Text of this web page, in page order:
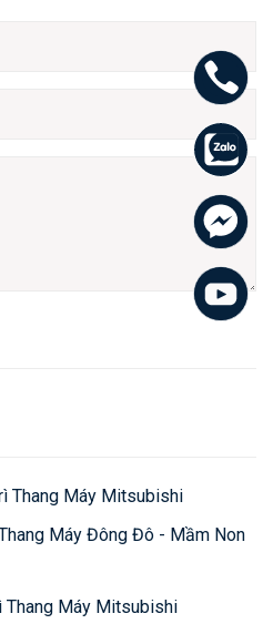
Thang Máy Mitsubishi
Máy Đông Đô - Mầm Non
Thang Máy Mitsubishi